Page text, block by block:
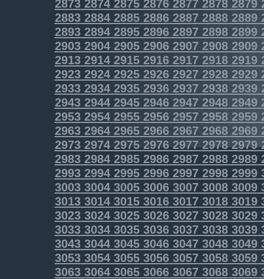
28732874287528762877 28782879
2883288428852886288728882889
2893289428952896289728982899
2903290429052906290729082909
29132914291529162917 29182919
29232924292529262927 29282929
29332934293529362937 29382939
29432944294529462947 29482949
29532954295529562957 29582959
29632964296529662967 29682969
2973297429752976297729782979
2983298429852986298729882989
2993299429952996299729982999
3003300430053006300730083009
3013301430153016301730183019
3023302430253026302730283029
3033303430353036303730383039
3043304430453046304730483049
3053305430553056305730583059
3063306430653066306730683069